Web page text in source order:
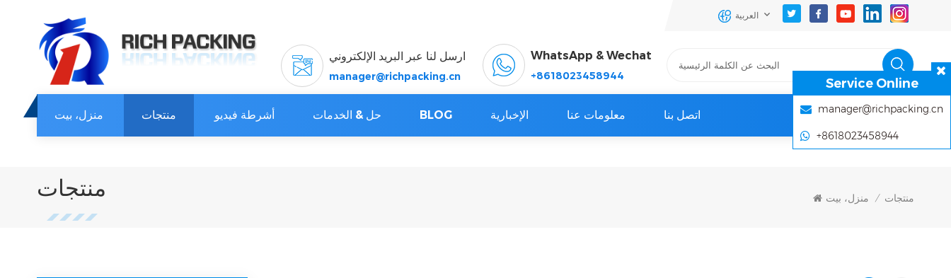
العربية
ارسل لنا عبر البريد الإلكتروني
manager@richpacking.cn
WhatsApp & Wechat
+8618023458944
منزل، بيت منتجات أشرطة فيديو حل & الخدمات BLOG الإخبارية معلومات عنا اتصل بنا
منتجات منزل، بيت / منتجات
Service Online
manager@richpacking.cn
+8618023458944